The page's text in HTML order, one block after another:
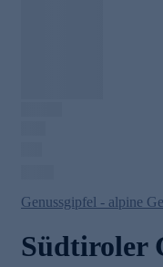
Genussgipfel - alpine
Südtiroler